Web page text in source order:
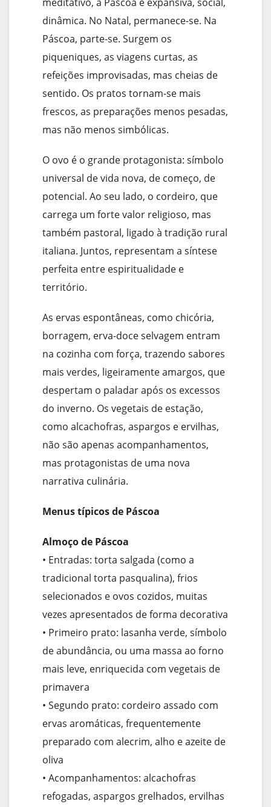
dinâmica. No Natal, permanece-se. Na
Páscoa, parte-se. Surgem os
piqueniques, as viagens curtas, as
refeições improvisadas, mas cheias de
sentido. Os pratos tornam-se mais
frescos, as preparações menos pesadas,
mas não menos simbólicas.
O ovo é o grande protagonista: símbolo
universal de vida nova, de começo, de
potencial. Ao seu lado, o cordeiro, que
carrega um forte valor religioso, mas
também pastoral, ligado à tradição rural
italiana. Juntos, representam a síntese
perfeita entre espiritualidade e
território.
As ervas espontâneas, como chicória,
borragem, erva-doce selvagem entram
na cozinha com força, trazendo sabores
mais verdes, ligeiramente amargos, que
despertam o paladar após os excessos
do inverno. Os vegetais de estação,
como alcachofras, aspargos e ervilhas,
não são apenas acompanhamentos,
mas protagonistas de uma nova
narrativa culinária.
Menus típicos de Páscoa
Almoço de Páscoa
• Entradas: torta salgada (como a
tradicional torta pasqualina), frios
selecionados e ovos cozidos, muitas
vezes apresentados de forma decorativa
• Primeiro prato: lasanha verde, símbolo
de abundância, ou uma massa ao forno
mais leve, enriquecida com vegetais de
primavera
• Segundo prato: cordeiro assado com
ervas aromáticas, frequentemente
preparado com alecrim, alho e azeite de
oliva
• Acompanhamentos: alcachofras
refogadas, aspargos grelhados, ervilhas